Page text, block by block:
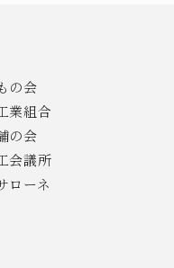
の会
業組合
の会
会議所
ローネ